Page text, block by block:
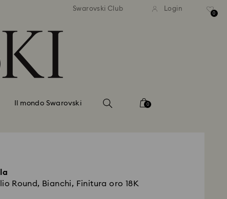
standard gratuita
superiori a 110 CHF
Spedizione standard
per importi superiori a
Swarovski Club Login
0
Il mondo Swarovski 0
Round, Bianchi, Finitura oro 18K